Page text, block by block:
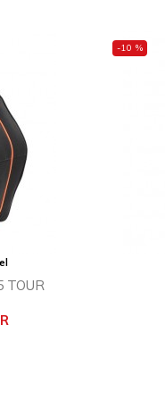
TOUR
-10 %